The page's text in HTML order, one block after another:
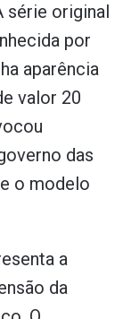
série original
por
aparência
valor 20
das
o modelo
a
da